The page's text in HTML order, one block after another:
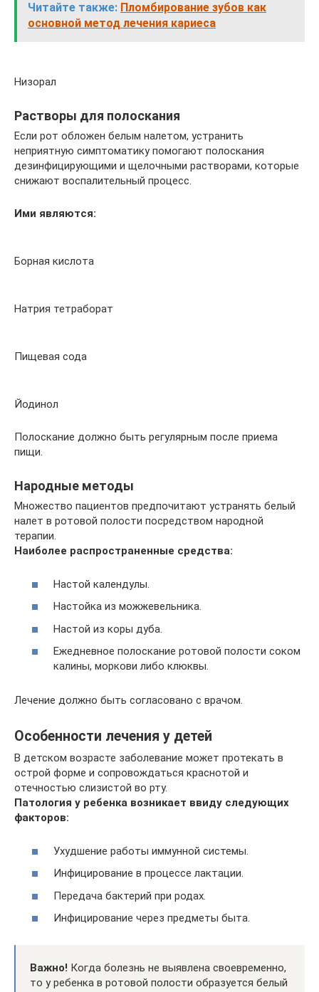
Читайте также: Пломбирование зубов как
основной метод лечения кариеса
Низорал
Растворы для полоскания
Если рот обложен белым налетом, устранить
неприятную симптоматику помогают полоскания
дезинфицирующими и щелочными растворами, которые
снижают воспалительный процесс.
Ими являются:
Борная кислота
Натрия тетраборат
Пищевая сода
Йодинол
Полоскание должно быть регулярным после приема
пищи.
Народные методы
Множество пациентов предпочитают устранять белый
налет в ротовой полости посредством народной
терапии.
Наиболее распространенные средства:
Настой календулы.
Настойка из можжевельника.
Настой из коры дуба.
Ежедневное полоскание ротовой полости соком
калины, моркови либо клюквы.
Лечение должно быть согласовано с врачом.
Особенности лечения у детей
В детском возрасте заболевание может протекать в
острой форме и сопровождаться краснотой и
отечностью слизистой во рту.
Патология у ребенка возникает ввиду следующих
факторов:
Ухудшение работы иммунной системы.
Инфицирование в процессе лактации.
Передача бактерий при родах.
Инфицирование через предметы быта.
Важно! Когда болезнь не выявлена своевременно,
то у ребенка в ротовой полости образуется белый